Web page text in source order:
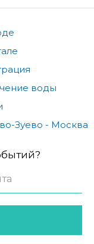
воды
Зуево - Москва